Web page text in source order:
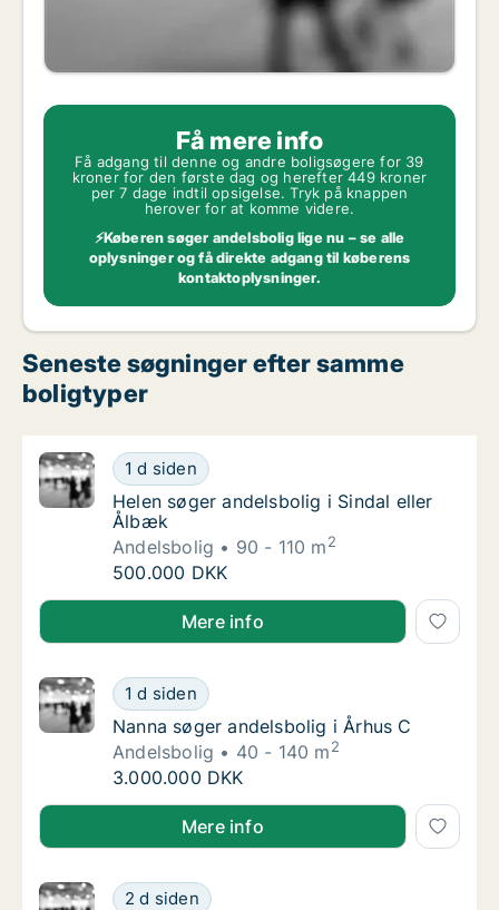
Få mere info
Få adgang til denne og andre boligsøgere for 39
kroner for den første dag og herefter 449 kroner
per 7 dage indtil opsigelse. Tryk på knappen
herover for at komme videre.
⚡Køberen søger andelsbolig lige nu – se alle
oplysninger og få direkte adgang til køberens
kontaktoplysninger.
Seneste søgninger efter samme
boligtyper
Helen søger andelsbolig i Sindal eller Ålbæk
1 d siden
Helen søger andelsbolig i Sindal eller Ålbæk
Helen søger andelsbolig i Sindal eller
Ålbæk
Andelsbolig
90 - 110 m2
Helen søger andelsbolig i Sindal eller Ålbæk
500.000 DKK
Helen søger andelsbolig i Sindal eller Ålbæk
Mere info
Nanna søger andelsbolig i Århus C
1 d siden
Nanna søger andelsbolig i Århus C
Nanna søger andelsbolig i Århus C
Andelsbolig
40 - 140 m2
Nanna søger andelsbolig i Århus C
3.000.000 DKK
Nanna søger andelsbolig i Århus C
Mere info
Hanne søger andelsbolig i Nordsjælland
2 d siden